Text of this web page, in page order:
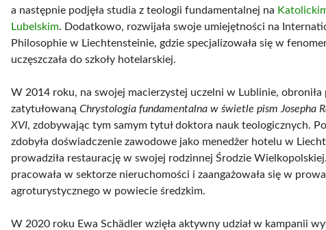
a następnie podjęła studia z teologii fundamentalnej na
Lubelskim. Dodatkowo, rozwijała swoje umiejętności na
Philosophie w Liechtensteinie, gdzie specjalizowała się w
uczęszczała do szkoły hotelarskiej.
W 2014 roku, na swojej macierzystej uczelni w Lublinie, obroniła
zatytułowanąChrystologia fundamentalna w świetle pism Josepha
XVI, zdobywając tym samym tytuł doktora nauk teologicznych.
zdobyła doświadczenie zawodowe jako menedżer hotelu w
prowadziła restaurację w swojej rodzinnej Środzie
pracowała w sektorze nieruchomości i zaangażowała się w
agroturystycznego w powiecie średzkim.
W 2020 roku Ewa Schädler wzięła aktywny udział w kampanii